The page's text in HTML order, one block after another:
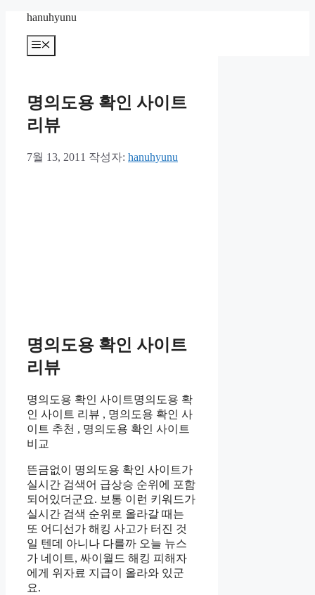
hanuhyunu
메
뉴
명의도용 확인 사이트
리뷰
7월 13, 2011 작성자: hanuhyunu
명의도용 확인 사이트
리뷰
명의도용 확인 사이트명의도용 확
인 사이트 리뷰 , 명의도용 확인 사
이트 추천 , 명의도용 확인 사이트
비교
뜬금없이 명의도용 확인 사이트가
실시간 검색어 급상승 순위에 포함
되어있더군요. 보통 이런 키워드가
실시간 검색 순위로 올라갈 때는
또 어디선가 해킹 사고가 터진 것
일 텐데 아니나 다를까 오늘 뉴스
가 네이트, 싸이월드 해킹 피해자
에게 위자료 지급이 올라와 있군
요.